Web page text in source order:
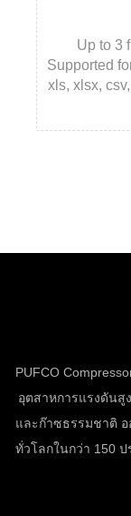
Up to 3
Supported
xls, xlsx,
PUFCO
อุตสาหการแรงดันสู
และก๊าซธรรมชาติ อ
ทั่วโลกในกว่า 150 ป